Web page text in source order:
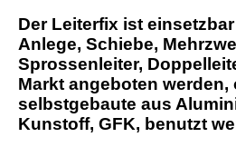
Der Leiterfix ist
Anlege, Schiebe,
Sprossenleiter,
Markt angeboten werden,
selbstgebaute aus
Kunstoff, GFK, benutzt